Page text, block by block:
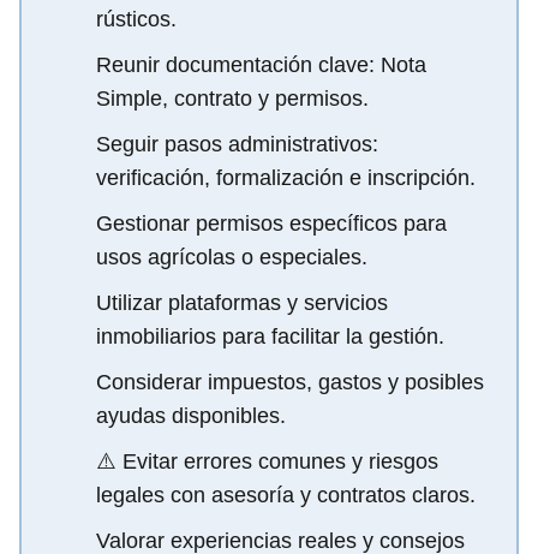
rústicos.
Reunir documentación clave: Nota
Simple, contrato y permisos.
Seguir pasos administrativos:
verificación, formalización e inscripción.
Gestionar permisos específicos para
usos agrícolas o especiales.
Utilizar plataformas y servicios
inmobiliarios para facilitar la gestión.
Considerar impuestos, gastos y posibles
ayudas disponibles.
⚠️ Evitar errores comunes y riesgos
legales con asesoría y contratos claros.
Valorar experiencias reales y consejos